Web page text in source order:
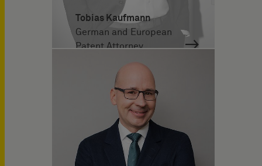
Tobias Kaufmann
German and European
Patent Attorney